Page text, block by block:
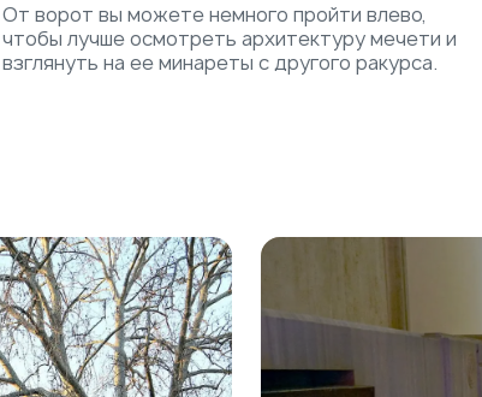
От ворот вы можете немного пройти влево,
чтобы лучше осмотреть архитектуру мечети и
взглянуть на ее минареты с другого ракурса.